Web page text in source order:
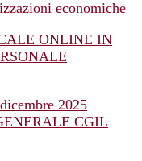
economiche
ONLINE IN
2025
CGIL